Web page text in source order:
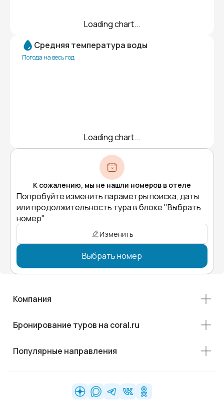
Loading chart...
Средняя температура воды
Погода на весь год
Loading chart...
К сожалению, мы не нашли номеров в отеле
Попробуйте изменить параметры поиска, даты
или продолжительность тура в блоке "Выбрать
номер"
Изменить
Выбрать номер
Компания
Бронирование туров на coral.ru
Популярные направления